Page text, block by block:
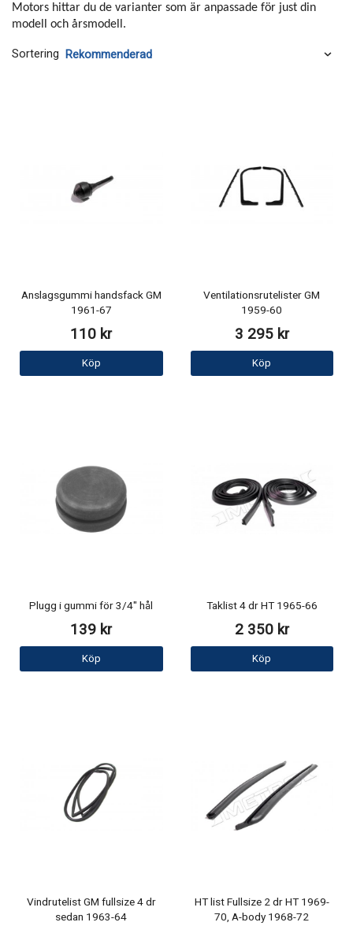
Motors hittar du de varianter som är anpassade för just din
modell och årsmodell.
Sortering
Anslagsgummi handsfack GM
1961-67
110 kr
Köp
Ventilationsrutelister GM
1959-60
3 295 kr
Köp
Plugg i gummi för 3/4" hål
139 kr
Köp
Taklist 4 dr HT 1965-66
2 350 kr
Köp
Vindrutelist GM fullsize 4 dr
sedan 1963-64
HT list Fullsize 2 dr HT 1969-
70, A-body 1968-72